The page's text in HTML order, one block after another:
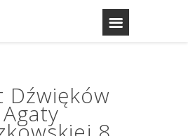
Dźwięków
Agaty